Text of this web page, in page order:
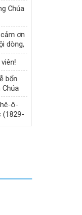
Chúa
ơn
dòng,
cơn
An
bổn
ô-
(1829-